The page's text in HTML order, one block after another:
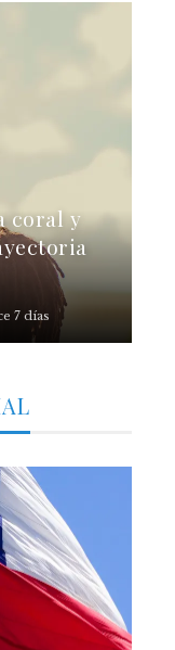
coral y
7 días